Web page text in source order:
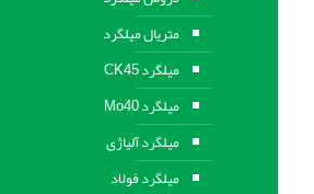
متریال میلگرد
میلگرد CK45
میلگرد Mo40
میلگرد آلیاژی
میلگرد فولاد